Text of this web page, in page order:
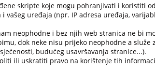
skripte koje mogu pohranjivati i koristiti
vašeg uređaja (npr. IP adresa uređaja,
neophodne i bez njih web stranica ne bi
dok neke nisu prijeko neophodne a služe
budućeg usavršavanja stranice...).
ili uskratiti pravo na korištenje tih